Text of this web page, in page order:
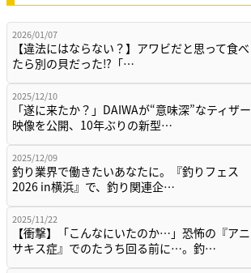
2026/01/07
【違法にはならない？】アワビだと思って食べ
たら別の貝だった⁉「…
2025/12/10
「遂に来たか？」DAIWAが“意味深”なティザー
映像を公開、10年ぶりの新型…
2025/12/09
釣り業界で働きたいあなたに。『釣りフェス
2026 in横浜』で、釣り関連企…
2025/11/22
【衝撃】「こんなにいたのか…」恐怖の『アニ
サキス症』でのたうち回る前に…。釣…